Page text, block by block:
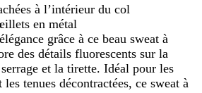
à l’intérieur du col
en métal
grâce à ce beau sweat à
des détails fluorescents sur la
et la tirette. Idéal pour les
tenues décontractées, ce sweat à